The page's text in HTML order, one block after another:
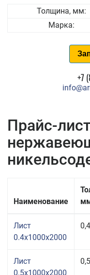
Толщина, мм:
Марка:
+7
Прайс-
Наименование
Лист
0.4x1000x2000
0,4
Лист
0.5x1000x2000
0,5